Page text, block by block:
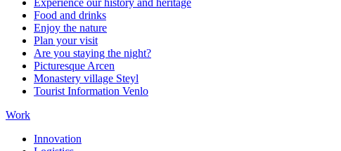
Food and drinks
Enjoy the nature
Plan your visit
Are you staying the night?
Picturesque Arcen
Monastery village Steyl
Tourist Information Venlo
Work
Innovation